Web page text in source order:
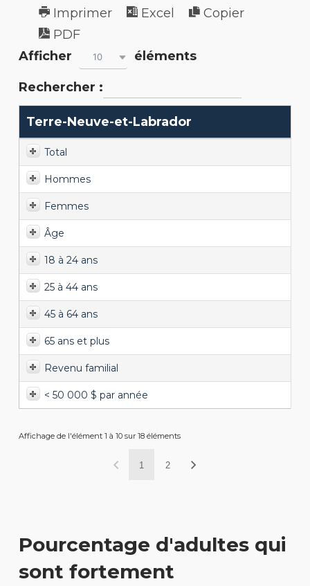
Imprimer Excel
Copier
PDF
Afficher
10 éléments
Rechercher :
Terre-Neuve-et-Labrador
Total
Hommes
Femmes
Âge
18 à 24 ans
25 à 44 ans
45 à 64 ans
65 ans et plus
Revenu familial
< 50 000 $ par année
Affichage de l'élément 1 à 10 sur 18 éléments
1 2
Pourcentage d'adultes qui
sont fortement